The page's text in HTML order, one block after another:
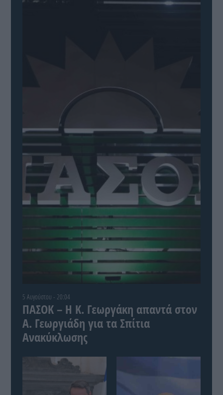
5 Αυγούστου - 20:04
ΠΑΣΟΚ – Η Κ. Γεωργάκη απαντά στον
Α. Γεωργιάδη για τα Σπίτια
Ανακύκλωσης